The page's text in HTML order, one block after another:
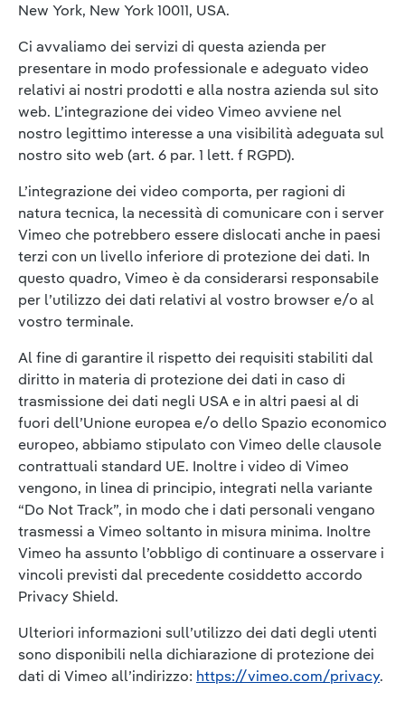
New York, New York 10011, USA.
Ci avvaliamo dei servizi di questa azienda per
presentare in modo professionale e adeguato video
relativi ai nostri prodotti e alla nostra azienda sul sito
web. L’integrazione dei video Vimeo avviene nel
nostro legittimo interesse a una visibilità adeguata sul
nostro sito web (art. 6 par. 1 lett. f RGPD).
L’integrazione dei video comporta, per ragioni di
natura tecnica, la necessità di comunicare con i server
Vimeo che potrebbero essere dislocati anche in paesi
terzi con un livello inferiore di protezione dei dati. In
questo quadro, Vimeo è da considerarsi responsabile
per l’utilizzo dei dati relativi al vostro browser e/o al
vostro terminale.
Al fine di garantire il rispetto dei requisiti stabiliti dal
diritto in materia di protezione dei dati in caso di
trasmissione dei dati negli USA e in altri paesi al di
fuori dell’Unione europea e/o dello Spazio economico
europeo, abbiamo stipulato con Vimeo delle clausole
contrattuali standard UE. Inoltre i video di Vimeo
vengono, in linea di principio, integrati nella variante
“Do Not Track”, in modo che i dati personali vengano
trasmessi a Vimeo soltanto in misura minima. Inoltre
Vimeo ha assunto l’obbligo di continuare a osservare i
vincoli previsti dal precedente cosiddetto accordo
Privacy Shield.
Ulteriori informazioni sull’utilizzo dei dati degli utenti
sono disponibili nella dichiarazione di protezione dei
dati di Vimeo all’indirizzo: https://vimeo.com/privacy.